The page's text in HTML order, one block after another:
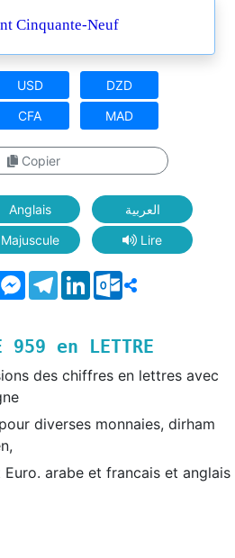
Cinquante-Neuf
USD
DZD
CFA MAD
Copier
Anglais
العربية
Majuscule Lire
Messenger
Telegram
LinkedInOutlook.com
959 en LETTRE
des chiffres en lettres avec
diverses monnaies, dirham
arabe et francais et anglais